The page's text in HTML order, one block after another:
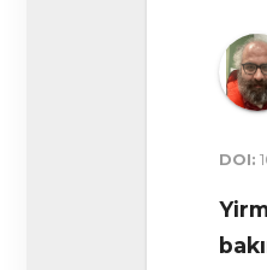
DOI: